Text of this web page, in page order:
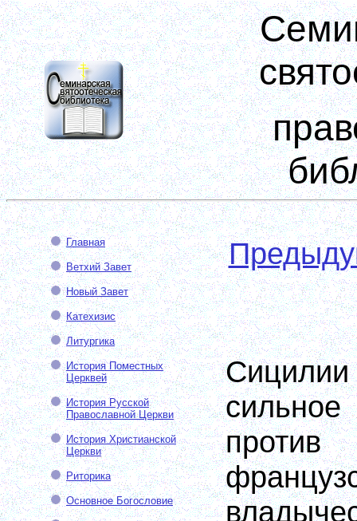
Главная
Ветхий Завет
Новый Завет
Катехизис
Литургика
История Поместных
Церквей
История Русской
Православной Церкви
История Христианской
Церкви
Риторика
Основное Богословие